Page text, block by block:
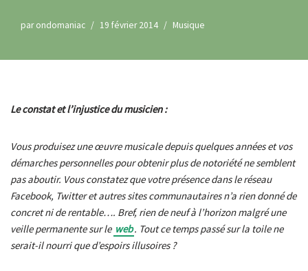
parondomaniac 19 février 2014 Musique
Le constat et l’injustice du musicien :
Vous produisez une œuvre musicale depuis quelques années et vos
démarches personnelles pour obtenir plus de notoriété ne semblent
pas aboutir. Vous constatez que votre présence dans le réseau
Facebook, Twitter et autres sites communautaires n’a rien donné de
concret ni de rentable…. Bref, rien de neuf à l’horizon malgré une
veille permanente sur le web. Tout ce temps passé sur la toile ne
serait-il nourri que d’espoirs illusoires ?